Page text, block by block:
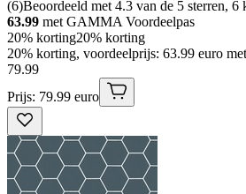
(6)Beoordeeld met 4.3 van de 5 sterren, 6
63.99 met GAMMA Voordeelpas
20% korting20% korting
20% korting, voordeelprijs: 63.99 euro
79.99
Prijs: 79.99 euro